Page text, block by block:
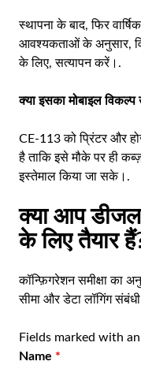
स्थापना के बाद, फिर
आवश्यकताओं के अनुसार,
के लिए, सत्यापन करें।.
क्या इसका मोबाइल विकल्प
CE-113 को प्रिंटर और
है ताकि इसे मौके पर ही
इस्तेमाल किया जा सके।.
क्या आप डीजल
के लिए तैयार
कॉन्फ़िगरेशन समीक्षा का
सीमा और डेटा लॉगिंग
Fields marked with an
Name *